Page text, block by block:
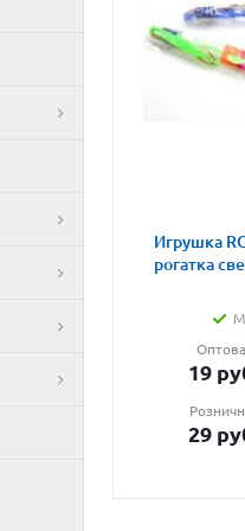
Игрушка
рогатка
19
29